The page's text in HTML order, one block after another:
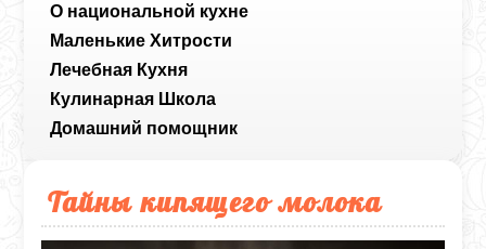
О национальной кухне
Маленькие Хитрости
Лечебная Кухня
Кулинарная Школа
Домашний помощник
Тайны кипящего молока